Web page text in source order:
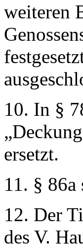
weiteren
10. In §
ersetzt.
11. §
12. Der
des V.